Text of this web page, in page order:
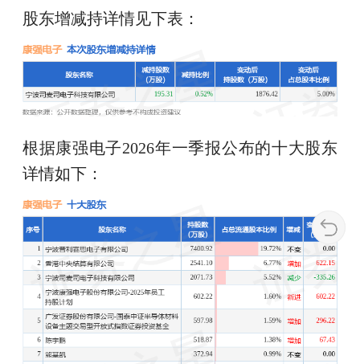
股东增减持详情见下表：
根据康强电子2026年一季报公布的十大股东
详情如下：